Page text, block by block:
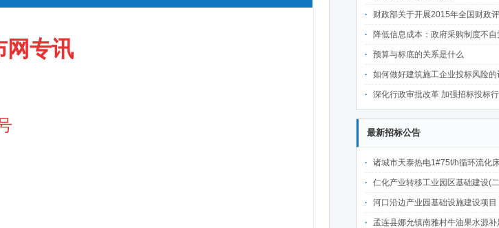
财政部关于开展2015年全国财政评审统计工
降低信息成本：政府采购制度不自觉
预算与标底的关系是什么
如何做好建筑施工企业投标风险的评审
深化行政审批改革 加强招标投标行业组织自律
最新招标公告
诸城市天泰热电1#75t/h循环流化床锅炉及配套设施升级改造项目（设计施工一体
仁化产业转移工业园区基础建设(二期)一韶关仁化产业园区工业二路道路及桥梁(西侧扩园段)建设
河口沿边产业园基础设施建设项目（二期）设计施工总承包（EPC）(三次
孟连县娜允镇南雅村牛油果水源补足提质增效建设项目